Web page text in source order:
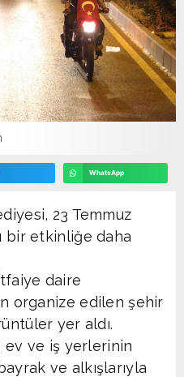
WhatsApp
23 Temmuz
bir etkinliğe daha
daire
organize edilen şehir
yer aldı.
ev ve iş yerlerinin
ve alkışlarıyla